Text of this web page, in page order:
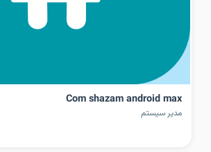
Com shazam android max
مدیر سیستم